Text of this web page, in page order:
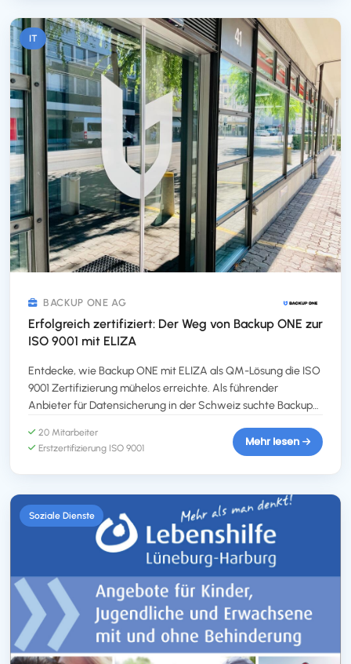
Betreuung bietet.
IT
BACKUP ONE AG
Erfolgreich zertifiziert: Der Weg von Backup ONE zur
ISO 9001 mit ELIZA
Entdecke, wie Backup ONE mit ELIZA als QM-Lösung die ISO
9001 Zertifizierung mühelos erreichte. Als führender
Anbieter für Datensicherung in der Schweiz suchte Backup
optimieren. ELIZA bot die ideale Lösung: Es ermöglichte die
schnelle Abbildung des Management-Systems, eine
umfassende Prozessdokumentation und die Nutzung von
Zusatzmodulen wie Zeiterfassung und Spaces. Die
Implementierung führte zu bedeutenden
Effizienzsteigerungen, erfolgreiche Audits und setzte neue
Massstäbe im internen Prozessmanagement.
20 Mitarbeiter
Erstzertifizierung ISO 9001
Mehr lesen
Soziale Dienste